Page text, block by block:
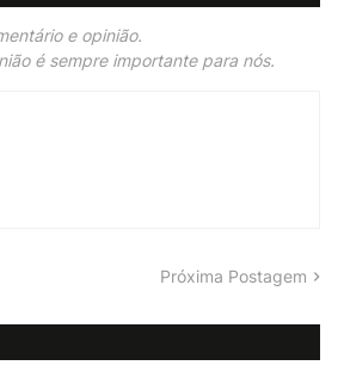
e opinião.
é sempre importante para nós.
Próxima Postagem